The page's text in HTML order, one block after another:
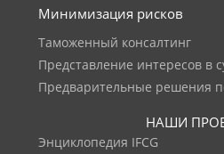
Минимизация рисков
Таможенный консалтинг
Представление интересов в
Предварительные решения
НАШИ
Энциклопедия IFCG